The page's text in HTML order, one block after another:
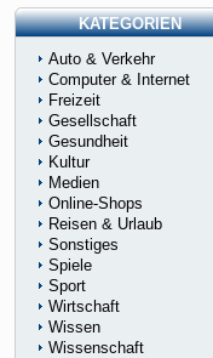
KATEGORIEN
Auto & Verkehr
Computer & Internet
Freizeit
Gesellschaft
Gesundheit
Kultur
Medien
Online-Shops
Reisen & Urlaub
Sonstiges
Spiele
Sport
Wirtschaft
Wissen
Wissenschaft